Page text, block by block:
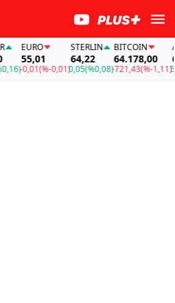
EURO
55,01
-0,01(%-0,01)
STERLIN
64,22
0,05(%0,08)
BITCOIN
64.178,00
-721,43(%-1,11)